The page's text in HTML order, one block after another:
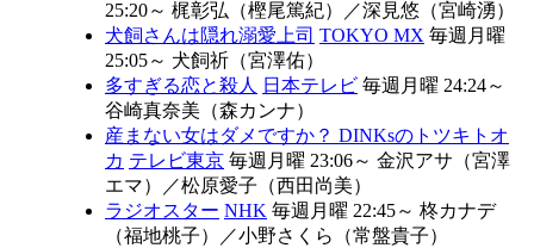
25:20～ 梶彰弘（樫尾篤紀） ／深見悠（宮崎湧）
犬飼さんは隠れ溺愛上司 TOKYO MX 毎週月曜
25:05～ 犬飼祈（宮澤佑）
多すぎる恋と殺人 日本テレビ 毎週月曜 24:24～
谷崎真奈美（森カンナ）
産まない女はダメですか？ DINKsのトツキトオ
カ テレビ東京 毎週月曜 23:06～ 金沢アサ（宮澤
エマ）
／松原愛子（西田尚美）
ラジオスター NHK 毎週月曜 22:45～ 柊カナデ
（福地桃子）
／小野さくら（常盤貴子）